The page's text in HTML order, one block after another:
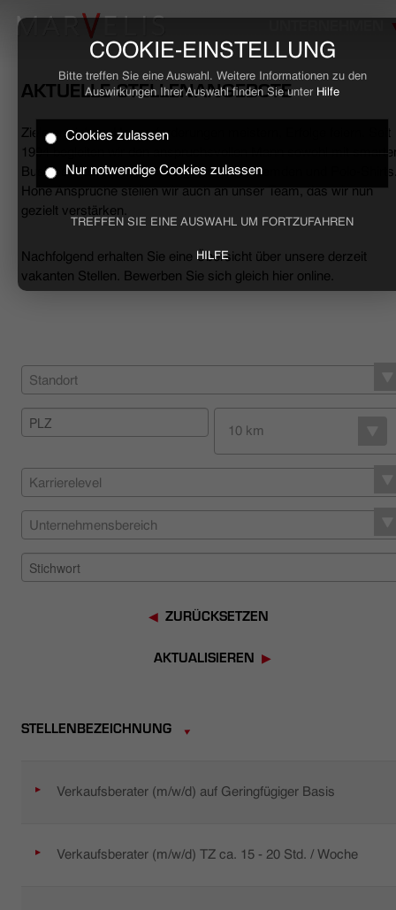
COOKIE-EINSTELLUNG
Bitte treffen Sie eine Auswahl. Weitere Informationen zu den
Auswirkungen Ihrer Auswahl finden Sie unter Hilfe
Cookies zulassen
Nur notwendige Cookies zulassen
TREFFEN SIE EINE AUSWAHL UM FORTZUFAHREN
HILFE
HOME
BUSINESS
UNTERNEHMEN
NACHHALTIGKEIT
HÄNDLERSUCHE
AKTUELLE STELLENANGEBOTE
Ziele erreichen, Herausforderungen meistern, Erfolge feiern. Seit
1994 begleiten wir den anspruchsvollen Mann sowohl mit
Business- als auch mit lässigen Casual-Hemden und Polo-
Hohe Ansprüche stellen wir auch an unser Team, das wir nun
gezielt verstärken.
Nachfolgend erhalten Sie eine Übersicht über unsere derzeit
vakanten Stellen. Bewerben Sie sich gleich hier online.
Standort
10 km
Karrierelevel
Unternehmensbereich
ZURÜCKSETZEN
AKTUALISIEREN
STELLENBEZEICHNUNG
Verkaufsberater (m/w/d) auf Geringfügiger Basis
Verkaufsberater (m/w/d) TZ ca. 15 - 20 Std. / Woche